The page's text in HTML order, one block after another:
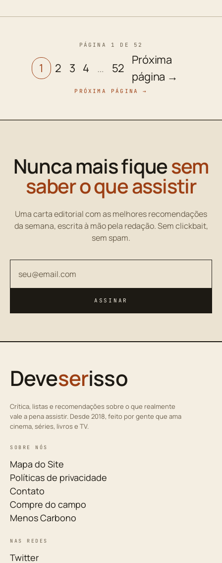
PÁGINA 1 DE 52
1 2 3 4 … 52
Próxima
página →
PRÓXIMA PÁGINA →
Nunca mais fiquesem
saber o que assistir
Uma carta editorial com as melhores recomendações
da semana, escrita à mão pela redação. Sem clickbait,
sem spam.
ASSINAR
Deveserisso
Crítica, listas e recomendações sobre o que realmente
vale a pena assistir. Desde 2018, feito por gente que ama
cinema, séries, livros e TV.
SOBRE NÓS
Mapa do Site
Políticas de privacidade
Contato
Compre do campo
Menos Carbono
NAS REDES
Twitter